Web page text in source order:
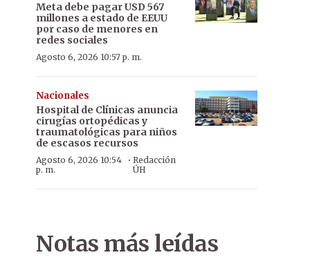
Meta debe pagar USD 567
millones a estado de EEUU
por caso de menores en
redes sociales
Agosto 6, 2026 10:57 p. m.
Nacionales
Hospital de Clínicas anuncia
cirugías ortopédicas y
traumatológicas para niños
de escasos recursos
Agosto 6, 2026 10:54
p. m.
· Redacción
ÚH
Notas más leídas